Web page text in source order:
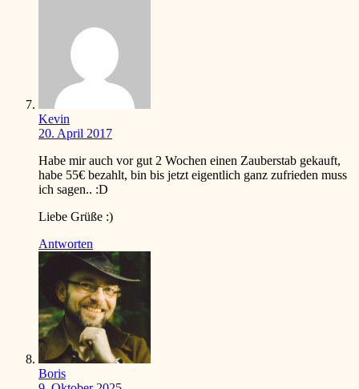
Kevin
20. April 2017
Habe mir auch vor gut 2 Wochen einen Zauberstab gekauft,
habe 55€ bezahlt, bin bis jetzt eigentlich ganz zufrieden muss
ich sagen.. :D
Liebe Grüße :)
Antworten
Boris